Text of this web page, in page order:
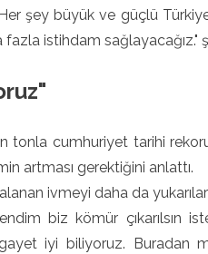
şey büyük ve güçlü
istihdam sağlayacağız."
cumhuriyet tarihi
artması gerektiğini anlattı.
ivmeyi daha da
biz kömür çıkarılsın
iyi biliyoruz. Buradan